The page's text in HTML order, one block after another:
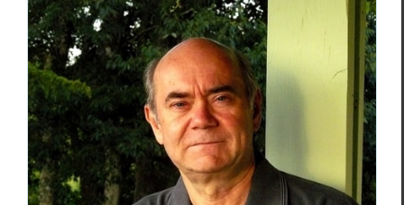
Christian Monginot,L’Insecte du placard
Un jour d’exercice sur la terre
inédits
Christian Monginot Poèmes